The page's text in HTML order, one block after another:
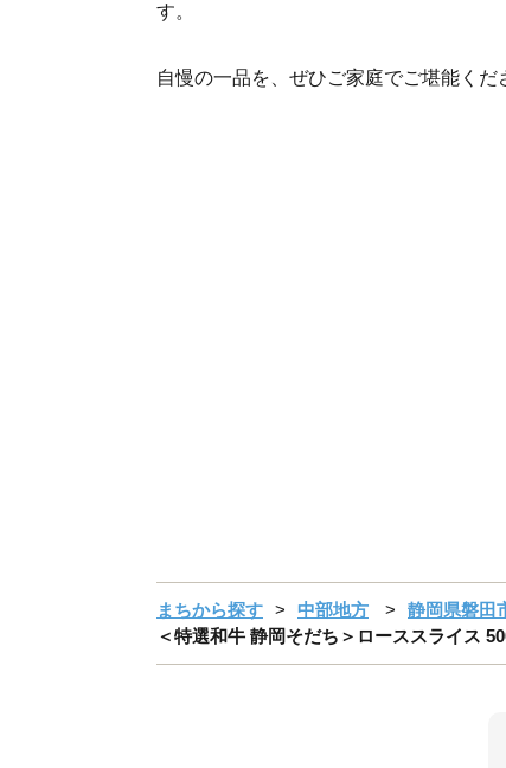
す。
自慢の一品を、ぜひご家庭でご堪能くだ
まちから探す 中部地方 静岡県磐田
＜特選和牛 静岡そだち＞ローススライス